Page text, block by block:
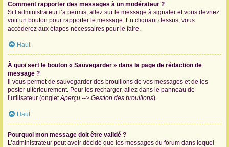
Comment rapporter des messages à un modérateur ?
Si l’administrateur l’a permis, allez sur le message à signaler et vous devriez
voir un bouton pour rapporter le message. En cliquant dessus, vous
accéderez aux étapes nécessaires pour le faire.
Haut
À quoi sert le bouton « Sauvegarder » dans la page de rédaction de
message ?
Il vous permet de sauvegarder des brouillons de vos messages et de les
poster ultérieurement. Pour les recharger, allez dans le panneau de
l’utilisateur (ongletAperçu --> Gestion des brouillons).
Haut
Pourquoi mon message doit être validé ?
L’administrateur peut avoir décidé que les messages du forum dans lequel